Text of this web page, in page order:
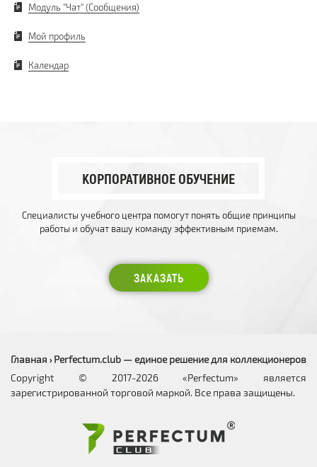
Модуль "Чат" (Сообщения)
Мой профиль
Календар
КОРПОРАТИВНОЕ ОБУЧЕНИЕ
Специалисты учебного центра помогут понять общие принципы
работы и обучат вашу команду эффективным приемам.
ЗАКАЗАТЬ
Главная › Perfectum.club — единое решение для коллекционеров
Copyright © 2017-2026 «Perfectum» является
зарегистрированной торговой маркой. Все права защищены.